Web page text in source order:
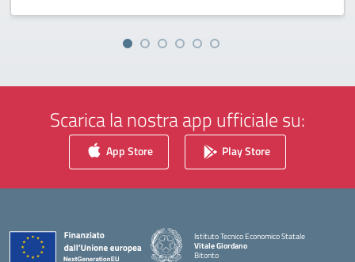
Scarica la nostra app ufficiale su:
App Store Play Store
Istituto Tecnico Economico Statale
Vitale Giordano
Bitonto